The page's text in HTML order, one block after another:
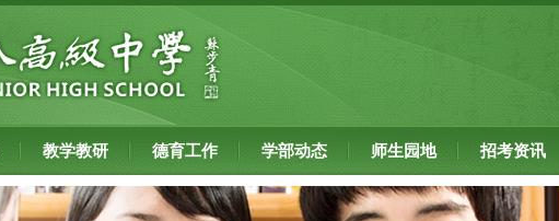
教学教研 德育工作 学部动态 师生园地 招考资讯